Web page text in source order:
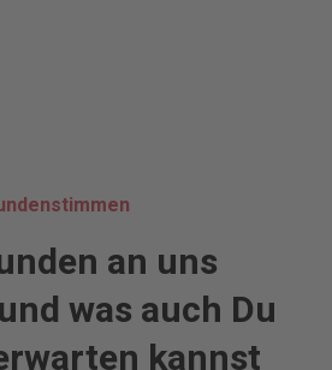
an uns
was auch Du
kannst